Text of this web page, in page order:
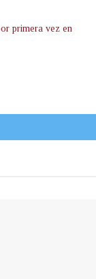
primera vez en